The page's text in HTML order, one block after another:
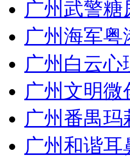
广州武警糖
广州海军粤
广州白云心
广州文明微
广州番禺
广州和谐耳